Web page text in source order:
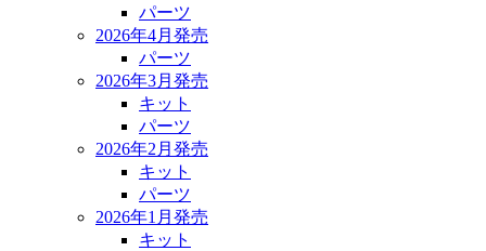
パーツ
2026年4月発売
パーツ
2026年3月発売
キット
パーツ
2026年2月発売
キット
パーツ
2026年1月発売
キット